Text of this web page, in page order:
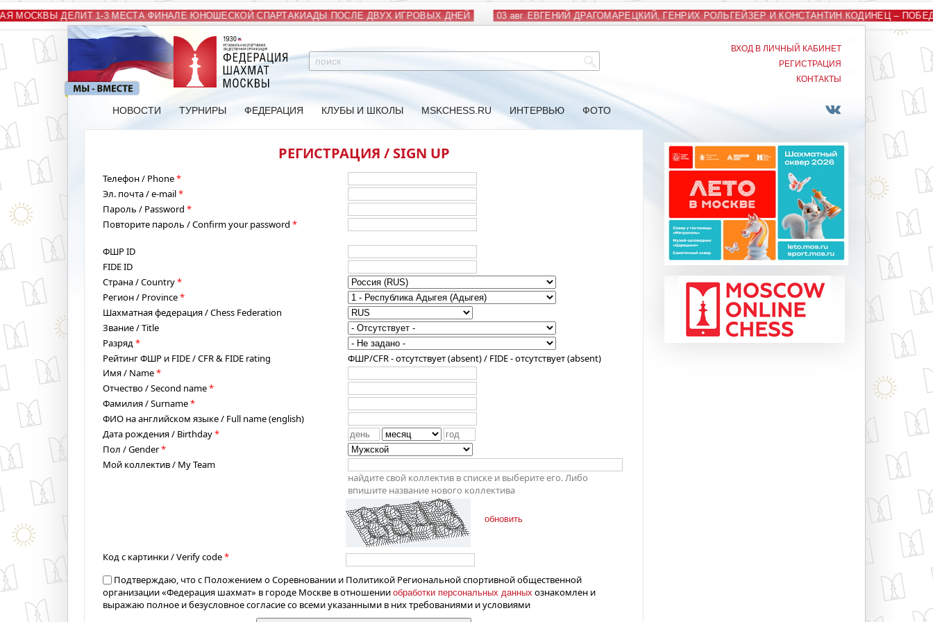
МОСКВЫ ДЕЛИТ 1-3 МЕСТА ФИНАЛЕ ЮНОШЕСКОЙ СПАРТАКИАДЫ ПОСЛЕ ДВУХ ИГРОВЫХ ДНЕЙ 03 авг ЕВГЕНИЙ ДРАГОМАРЕЦКИЙ, ГЕНРИХ РОЛЬГЕЙЗЕР И КОНСТАНТИН КОДИНЕЦ –
НОВОСТИ ТУРНИРЫ ФЕДЕРАЦИЯ КЛУБЫ И ШКОЛЫ MSKCHESS.RU ИНТЕРВЬЮ ФОТО
ВХОД В ЛИЧНЫЙ КАБИНЕТ
РЕГИСТРАЦИЯ
КОНТАКТЫ
РЕГИСТРАЦИЯ / SIGN UP
Телефон / Phone*
Эл. почта / e-mail*
Пароль / Password *
Повторите пароль / Confirm your password *
ФШР ID
FIDE ID
Страна / Country*
Регион / Province*
Шахматная федерация / Chess Federation
Звание / Title
Разряд*
Рейтинг ФШР и FIDE / CFR & FIDE rating
ФШР/CFR - отсутствует (absent) / FIDE - отсутствует (absent)
Имя / Name*
Отчество / Second name*
Фамилия / Surname*
ФИО на английском языке / Full name (english)
Дата рождения / Birthday*
Пол / Gender*
Мой коллектив / My Team
найдите свой коллектив в списке и выберите его. Либо
впишите название нового коллектива
Код с картинки / Verify code*
обновить
Подтверждаю, что с Положением о Соревновании и Политикой Региональной спортивной общественной
организации «Федерация шахмат» в городе Москве в отношении обработки персональных данных ознакомлен и
выражаю полное и безусловное согласие со всеми указанными в них требованиями и условиями